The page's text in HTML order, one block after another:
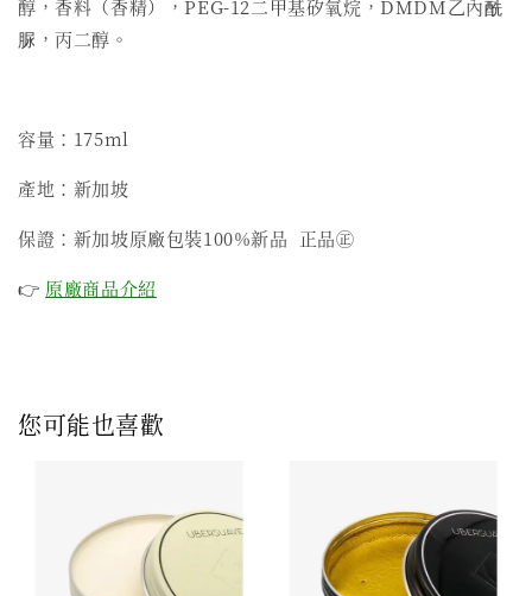
醇，香料（香精），PEG-12二甲基矽氧烷，DMDM乙內酰
脲，丙二醇。
容量：175ml
產地：新加坡
保證：新加坡原廠包裝100%新品 正品㊣
👉 原廠商品介紹
您可能也喜歡